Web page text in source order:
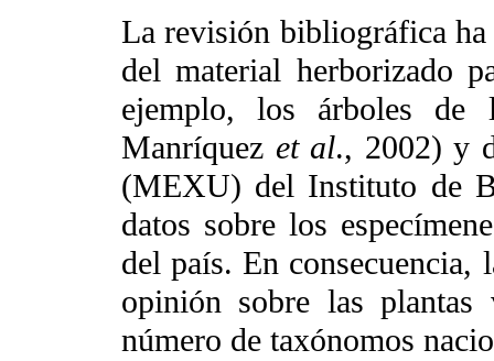
La revisión bibliográfica ha
del material herborizado
ejemplo, los árboles de
Manríquez et al., 2002) y
(MEXU) del Instituto de
datos sobre los
del país. En consecuencia,
opinión sobre las
número de taxónomos